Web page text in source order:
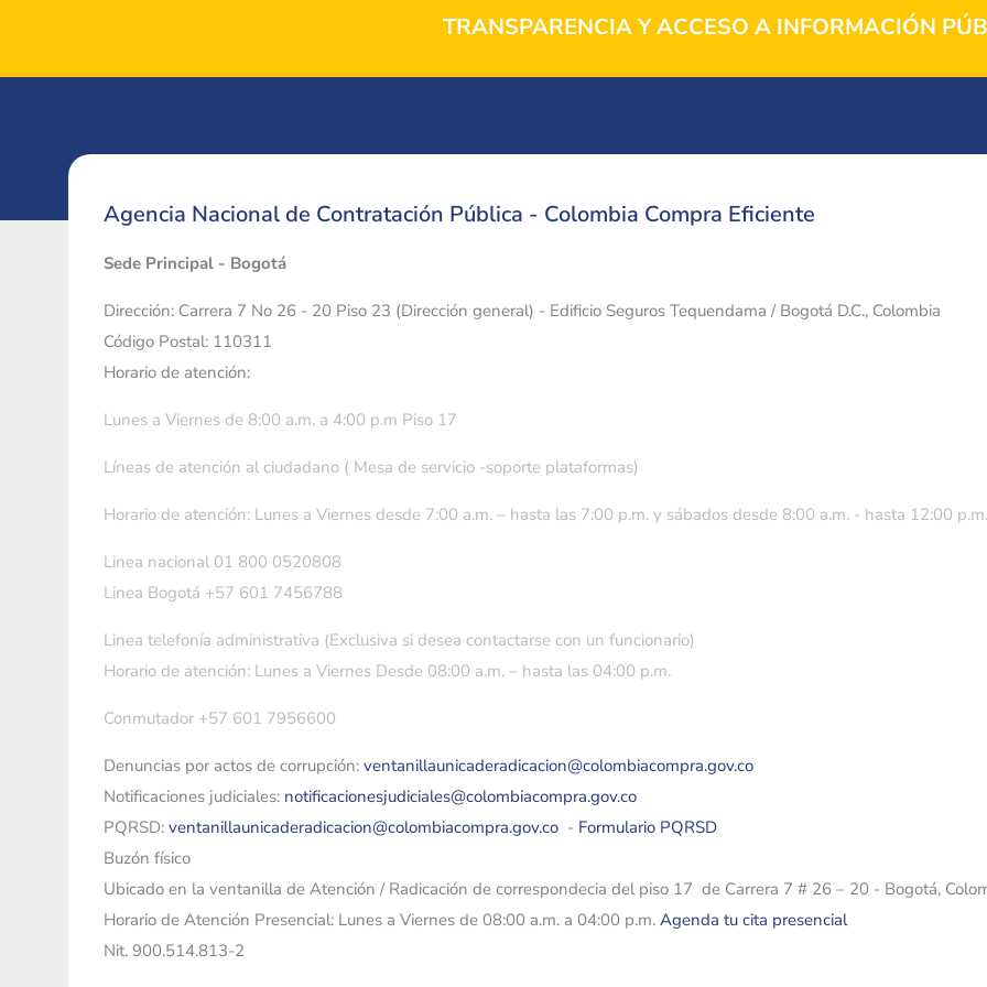
TRANSPARENCIA Y ACCESO A INFORMACIÓN
Agencia Nacional de Contratación Pública - Colombia Compra Eficiente
Sede Principal - Bogotá
Dirección: Carrera 7 No 26 - 20 Piso 23 (Dirección general) - Edificio Seguros Tequendama / Bogotá D.C., Colombia
Código Postal: 110311
Horario de atención:
Lunes a Viernes de 8:00 a.m. a 4:00 p.m Piso 17
Líneas de atención al ciudadano ( Mesa de servicio -soporte plataformas)
Horario de atención: Lunes a Viernes desde 7:00 a.m. – hasta las 7:00 p.m. y sábados desde 8:00 a.m. - hasta 12:00 p.m.
Linea nacional 01 800 0520808
Linea Bogotá +57 601 7456788
Linea telefonía administrativa (Exclusiva si desea contactarse con un funcionario)
Horario de atención: Lunes a Viernes Desde 08:00 a.m. – hasta las 04:00 p.m.
Conmutador +57 601 7956600
Denuncias por actos de corrupción: ventanillaunicaderadicacion@colombiacompra.gov.co
Notificaciones judiciales: notificacionesjudiciales@colombiacompra.gov.co
PQRSD: ventanillaunicaderadicacion@colombiacompra.gov.co - Formulario PQRSD
Buzón físico
Ubicado en la ventanilla de Atención / Radicación de correspondecia del piso 17 de Carrera 7 # 26 – 20 - Bogotá,
Horario de Atención Presencial: Lunes a Viernes de 08:00 a.m. a 04:00 p.m. Agenda tu cita presencial
Nit. 900.514.813-2